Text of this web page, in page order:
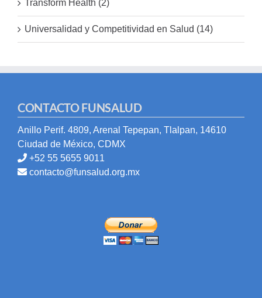
Transform Health (2)
Universalidad y Competitividad en Salud (14)
CONTACTO FUNSALUD
Anillo Perif. 4809, Arenal Tepepan, Tlalpan, 14610
Ciudad de México, CDMX
+52 55 5655 9011
contacto@funsalud.org.mx